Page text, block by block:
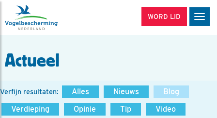
WORD LID
Actueel
Verfijn resultaten: Alles Nieuws
Blog
Verdieping
Opinie Tip
Video